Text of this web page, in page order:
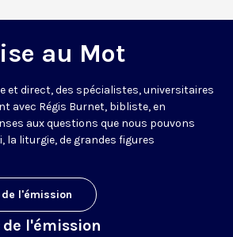
au Mot
et direct, des spécialistes, universitaires
avec Régis Burnet, bibliste, en
aux questions que nous pouvons
la liturgie, de grandes figures
l'émission
l'émission